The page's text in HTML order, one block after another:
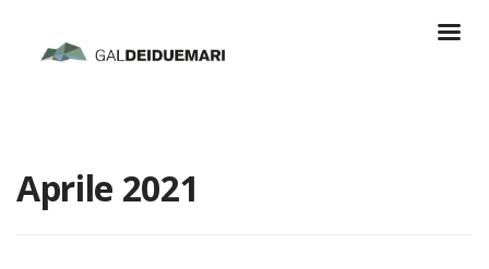
Aprile 2021